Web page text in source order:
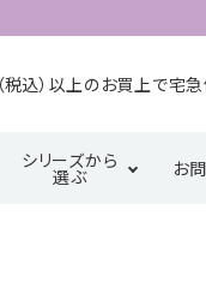
込）以上のお買上で宅
シリーズから
選ぶ お